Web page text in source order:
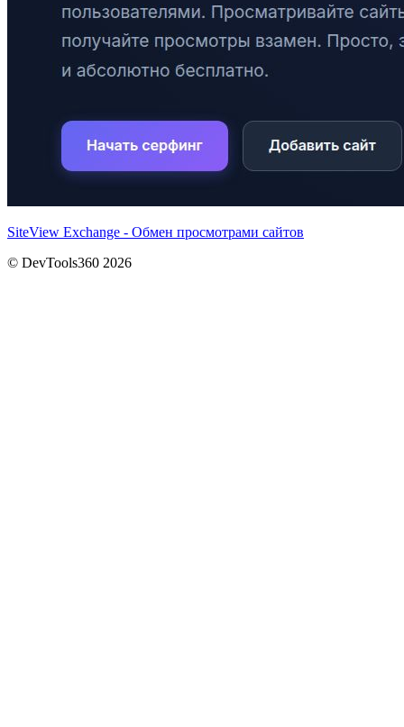
SiteView Exchange - Обмен просмотрами сайтов
© DevTools360 2026